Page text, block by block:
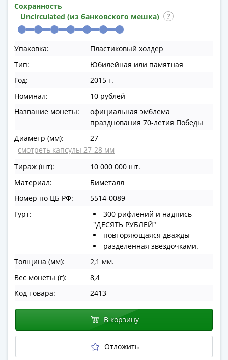
Победы
Победы
ВОВ
Победы
ВОВ
ВОВ
Человек
Оружие
Великой
Олимпиада
2014
Сохранность
Uncirculated (из банковского мешка)
Упаковка:
Пластиковый холдер
Тип:
Юбилейная или памятная
Год:
2015 г.
Номинал:
10 рублей
Название монеты:
официальная эмблема
празднования 70-летия Победы
Диаметр (мм):
27
смотреть капсулы 27-28 мм
Тираж (шт):
10 000 000 шт.
Материал:
Биметалл
Номер по ЦБ РФ:
5514-0089
Гурт:
300 рифлений и надпись
"ДЕСЯТЬ РУБЛЕЙ"
повторяющаяся дважды
разделённая звёздочками.
Толщина (мм):
2,1 мм.
Вес монеты (г):
8,4
Код товара:
2413
В корзину
Отложить